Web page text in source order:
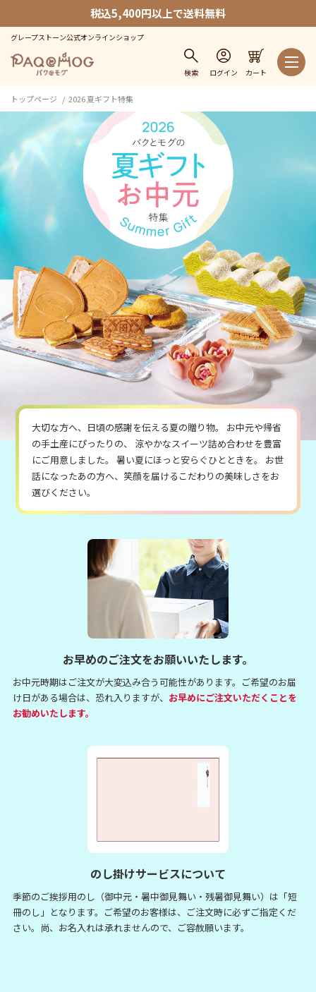
税込5,400円以上で送料無料
グレープストーン公式オンラインショップ
検索 ログイン カート
トップページ 2026 夏ギフト特集
大切な方へ、日頃の感謝を伝える夏の贈り物。
お中元や帰省
の手土産にぴったりの、
涼やかなスイーツ詰め合わせを豊富
にご用意しました。
暑い夏にほっと安らぐひとときを。
お世
話になったあの方へ、笑顔を届けるこだわりの美味しさをお
選びください。
お早めのご注文をお願いいたします。
お中元時期はご注文が大変込み合う可能性があります。 ご希望のお届
け日がある場合は、恐れ入りますが、 お早めにご注文いただくことを
お勧めいたします。
のし掛けサービスについて
季節のご挨拶用のし（御中元・暑中御見舞い・残暑御見舞い）は 「短
冊のし」となります。 ご希望のお客様は、ご注文時に必ずご指定くだ
さい。 尚、お名入れは承れませんので、ご容赦願います。